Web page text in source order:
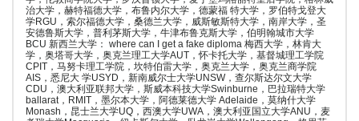
治大学，赫特福德大学，布鲁内尔大学，德蒙福 特大学，罗伯特戈登大
学RGU，索尔福德大学，桑德兰大学，威斯敏斯特大学，南岸大学，圣
安德鲁斯大学，普利茅斯大学，牛津布鲁克斯大学，伯明翰城市大学
BCU 新西兰大学： where can I get a fake diploma 梅西大学，林肯大
学，奥塔哥大学，奥克兰理工大学AUT，怀卡托大学，基督城理工学院
CPIT，马努卡理工学院，坎特伯雷大学，奥克兰大学，奥克兰商学院
AIS，悉尼大 学USYD，新南威尔士大学UNSW，查尔斯达尔文大学
CDU，澳大利亚联邦大学，斯威本科技大学Swinburne，巴拉瑞特大学
ballarat，RMIT，墨尔本大学，阿德莱德大学 Adelaide，莫纳什大学
Monash，昆士兰大学UQ，西澳大学UWA，澳大利亚国立大学ANU，麦